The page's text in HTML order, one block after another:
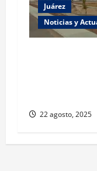
Juárez
Noticias y
22 agosto, 2025